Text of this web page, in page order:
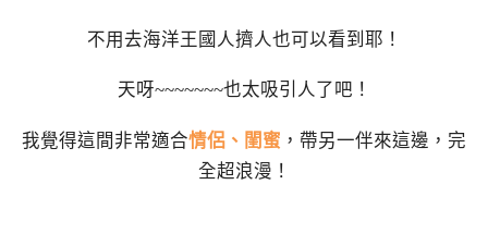
不用去海洋王國人擠人也可以看到耶！
天呀~~~~~~~也太吸引人了吧！
我覺得這間非常適合情侶、閨蜜 ，帶另一伴來這邊，完
全超浪漫！